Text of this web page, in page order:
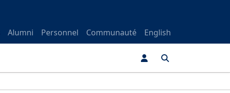
Alumni Personnel Communauté English